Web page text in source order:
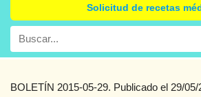
Solicitud de recetas
BOLETÍN 2015-05-29. Publicado el 29/05/